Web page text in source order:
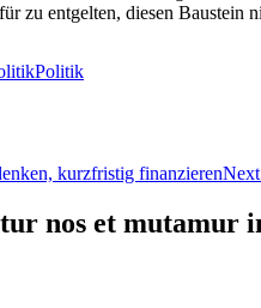
zu entgelten, diesen Baustein
Politik
kurzfristig finanzieren
nos et mutamur